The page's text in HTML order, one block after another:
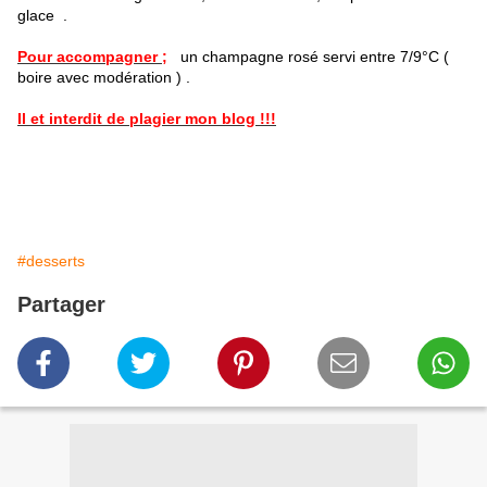
glace .
Pour accompagner ; un champagne rosé servi entre 7/9°C (
boire avec modération ) .
Il et interdit de plagier mon blog !!!
#desserts
Partager